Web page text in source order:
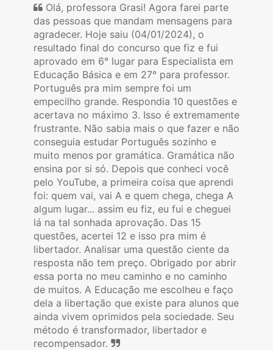
Olá, professora Grasi! Agora farei parte
das pessoas que mandam mensagens para
agradecer. Hoje saiu (04/01/2024), o
resultado final do concurso que fiz e fui
aprovado em 6° lugar para Especialista em
Educação Básica e em 27° para professor.
Português pra mim sempre foi um
empecilho grande. Respondia 10 questões e
acertava no máximo 3. Isso é extremamente
frustrante. Não sabia mais o que fazer e não
conseguia estudar Português sozinho e
muito menos por gramática. Gramática não
ensina por si só. Depois que conheci você
pelo YouTube, a primeira coisa que aprendi
foi: quem vai, vai A e quem chega, chega A
algum lugar... assim eu fiz, eu fui e cheguei
lá na tal sonhada aprovação. Das 15
questões, acertei 12 e isso pra mim é
libertador. Analisar uma questão ciente da
resposta não tem preço. Obrigado por abrir
essa porta no meu caminho e no caminho
de muitos. A Educação me escolheu e faço
dela a libertação que existe para alunos que
ainda vivem oprimidos pela sociedade. Seu
método é transformador, libertador e
recompensador.